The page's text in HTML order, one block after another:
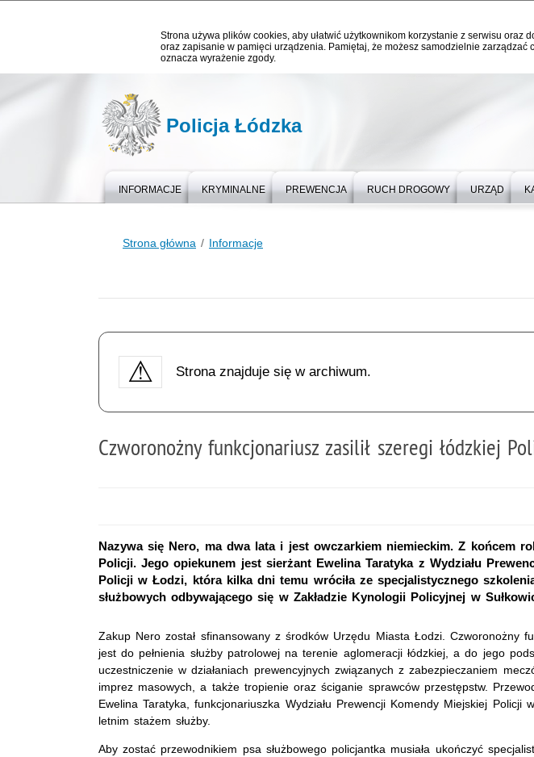
Strona używa plików cookies, aby ułatwić użytkownikom korzystanie z serwisu
oraz zapisanie w pamięci urządzenia. Pamiętaj, że możesz samodzielnie
oznacza wyrażenie zgody.
Policja Łódzka
INFORMACJE KRYMINALNE PREWENCJA RUCH DROGOWY URZĄD
Strona główna Informacje
Strona znajduje się w archiwum.
Czworonożny funkcjonariusz zasilił szeregi łódzkiej
Nazywa się Nero, ma dwa lata i jest owczarkiem niemieckim. Z końcem
Policji. Jego opiekunem jest sierżant Ewelina Taratyka z Wydziału
Policji w Łodzi, która kilka dni temu wróciła ze specjalistycznego
służbowych odbywającego się w Zakładzie Kynologii Policyjnej w
Zakup Nero został sfinansowany z środków Urzędu Miasta Łodzi. Czworonożny
jest do pełnienia służby patrolowej na terenie aglomeracji łódzkiej, a do jego
uczestniczenie w działaniach prewencyjnych związanych z zabezpieczaniem
imprez masowych, a także tropienie oraz ściganie sprawców przestępstw.
Ewelina Taratyka, funkcjonariuszka Wydziału Prewencji Komendy Miejskiej Policji
letnim stażem służby.
Aby zostać przewodnikiem psa służbowego policjantka musiała ukończyć